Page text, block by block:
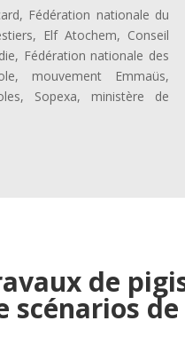
Fédération nationale du
Elf Atochem, Conseil
Fédération nationale des
mouvement Emmaüs,
Sopexa, ministère de
de
scénarios